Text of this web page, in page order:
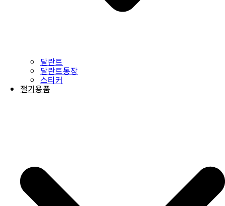
달란트
달란트통장
스티커
절기용품